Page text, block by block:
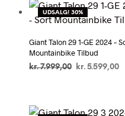
kr. 1.399,00.kr.
UDSALG! 30%
Giant Talon 29 1-GE 2024 –
Mountainbike Tilbud
kr.7.999,00
Den
kr. 7.999,00.
kr.5.599,00